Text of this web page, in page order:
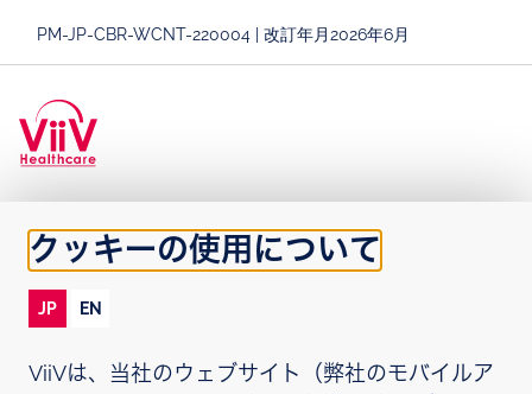
PM-JP-CBR-WCNT-220004 | 改訂年月2026年6月
Japan
「ボカブリア」、「リカムビス
」、「ドウベイ
ト」「ジャルカ」、「トリーメク」、「テビケ
クッキーの使用について
JP EN
ViiVは、当社のウェブサイト（弊社のモバイルア